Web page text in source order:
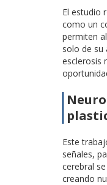
El estudio
como un
permiten
solo de su
esclerosis
Este
señales,
cerebral
creando